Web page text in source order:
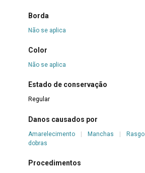
Borda
Não se aplica
Color
Não se aplica
Estado de conservação
Regular
Danos causados por
Amarelecimento | Manchas | Rasgo
dobras
Procedimentos